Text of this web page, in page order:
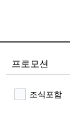
적용됩니다.
프로모션
조식포함